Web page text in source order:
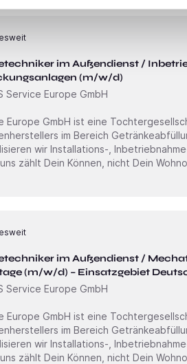
im Außendienst /
(m/w/d)
Service Europe GmbH
Europe GmbH ist eine
im Bereich
wir Installations-,
im Außendienst /
(m/w/d) – Einsatzgebiet
Service Europe GmbH
Europe GmbH ist eine
im Bereich
wir Installations-,